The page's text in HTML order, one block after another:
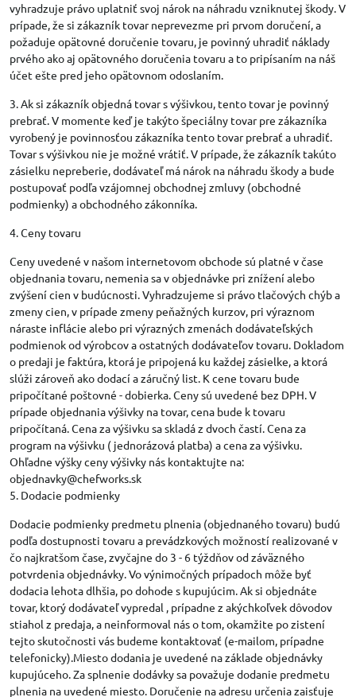
vyhradzuje právo uplatniť svoj nárok na náhradu vzniknutej škody. V
prípade, že si zákazník tovar neprevezme pri prvom doručení, a
požaduje opätovné doručenie tovaru, je povinný uhradiť náklady
prvého ako aj opätovného doručenia tovaru a to pripísaním na náš
účet ešte pred jeho opätovnom odoslaním.
3. Ak si zákazník objedná tovar s výšivkou, tento tovar je povinný
prebrať. V momente keď je takýto špeciálny tovar pre zákazníka
vyrobený je povinnosťou zákazníka tento tovar prebrať a uhradiť.
Tovar s výšivkou nie je možné vrátiť. V prípade, že zákazník takúto
zásielku nepreberie, dodávateľ má nárok na náhradu škody a bude
postupovať podľa vzájomnej obchodnej zmluvy (obchodné
podmienky) a obchodného zákonníka.
4. Ceny tovaru
Ceny uvedené v našom internetovom obchode sú platné v čase
objednania tovaru, nemenia sa v objednávke pri znížení alebo
zvýšení cien v budúcnosti. Vyhradzujeme si právo tlačových chýb a
zmeny cien, v prípade zmeny peňažných kurzov, pri výraznom
náraste inflácie alebo pri výrazných zmenách dodávateľských
podmienok od výrobcov a ostatných dodávateľov tovaru. Dokladom
o predaji je faktúra, ktorá je pripojená ku každej zásielke, a ktorá
slúži zároveň ako dodací a záručný list. K cene tovaru bude
pripočítané poštovné - dobierka. Ceny sú uvedené bez DPH. V
prípade objednania výšivky na tovar, cena bude k tovaru
pripočítaná. Cena za výšivku sa skladá z dvoch častí. Cena za
program na výšivku ( jednorázová platba) a cena za výšivku.
Ohľadne výšky ceny výšivky nás kontaktujte na:
objednavky@chefworks.sk
5. Dodacie podmienky
Dodacie podmienky predmetu plnenia (objednaného tovaru) budú
podľa dostupnosti tovaru a prevádzkových možností realizované v
čo najkratšom čase, zvyčajne do 3 - 6 týždňov od záväzného
potvrdenia objednávky. Vo výnimočných prípadoch môže byť
dodacia lehota dlhšia, po dohode s kupujúcim. Ak si objednáte
tovar, ktorý dodávateľ vypredal , prípadne z akýchkoľvek dôvodov
stiahol z predaja, a neinformoval nás o tom, okamžite po zistení
tejto skutočnosti vás budeme kontaktovať (e-mailom, prípadne
telefonicky).Miesto dodania je uvedené na základe objednávky
kupujúceho. Za splnenie dodávky sa považuje dodanie predmetu
plnenia na uvedené miesto. Doručenie na adresu určenia zaisťuje